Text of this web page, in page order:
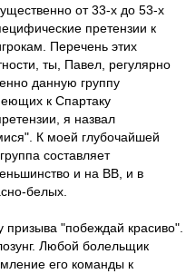
от 33-х до 53-х
претензии к
Перечень этих
ты, Павел, регулярно
данную группу
к Спартаку
я назвал
К моей глубочайшей
составляет
и на ВВ, и в
белых.
призыва "побеждай красиво".
Любой болельщик
его команды к